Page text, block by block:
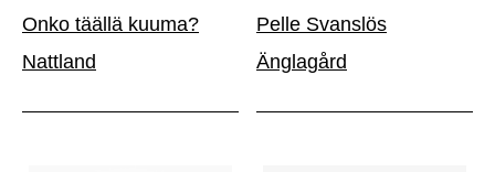
Onko täällä kuuma?
Nattland
Pelle Svanslös
Änglagård